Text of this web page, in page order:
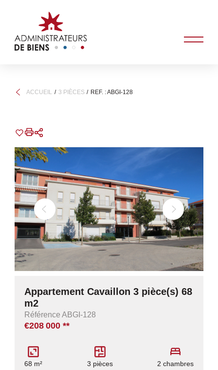
ACCUEIL 3 PIÈCES REF. : ABGI-128
Appartement Cavaillon 3 pièce(s) 68
m2
Référence ABGI-128
€208 000 **
68 m² 3 pièces 2 chambres